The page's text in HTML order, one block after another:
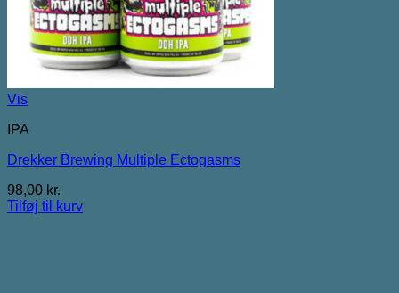
Vis
IPA
Drekker Brewing Multiple Ectogasms
98,00 kr.
Tilføj til kurv